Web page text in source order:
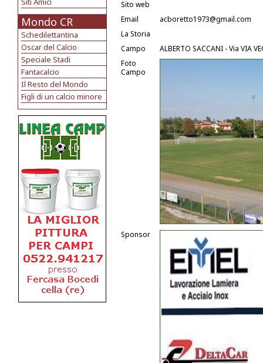
Mondo CR
Schedilettantina
Oscar del Calcio
Speciale Stadi
Fantacalcio
Il Resto del Mondo
Figli di un calcio minore
Sito web
Email
acboretto1973@gmail.com
La Storia
Campo
ALBERTO SACCANI - Via VIA
Foto
Campo
Sponsor